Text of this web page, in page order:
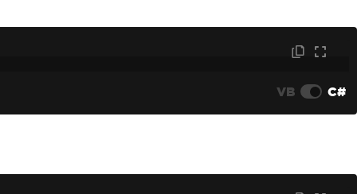
VB C#